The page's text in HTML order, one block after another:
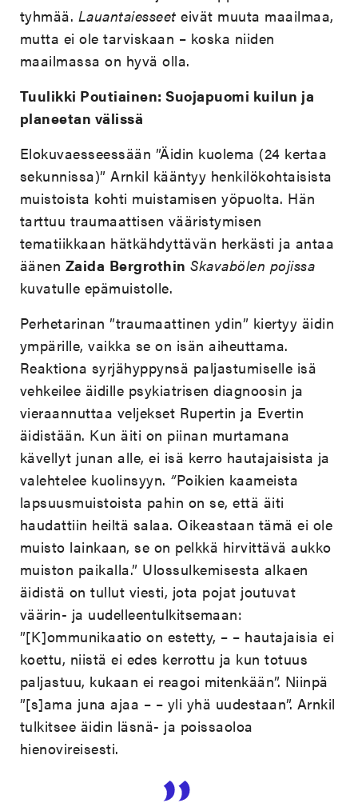
tyhmää. Lauantaiesseeteivät muuta maailmaa,
mutta ei ole tarviskaan – koska niiden
maailmassa on hyvä olla.
Tuulikki Poutiainen: Suojapuomi kuilun ja
planeetan välissä
Elokuvaesseessään ”Äidin kuolema (24 kertaa
sekunnissa)” Arnkil kääntyy henkilökohtaisista
muistoista kohti muistamisen yöpuolta. Hän
tarttuu traumaattisen vääristymisen
tematiikkaan hätkähdyttävän herkästi ja antaa
äänen Zaida Bergrothin Skavabölen pojissa
kuvatulle epämuistolle.
Perhetarinan ”traumaattinen ydin” kiertyy äidin
ympärille, vaikka se on isän aiheuttama.
Reaktiona syrjähyppynsä paljastumiselle isä
vehkeilee äidille psykiatrisen diagnoosin ja
vieraannuttaa veljekset Rupertin ja Evertin
äidistään. Kun äiti on piinan murtamana
kävellyt junan alle, ei isä kerro hautajaisista ja
valehtelee kuolinsyyn. ”Poikien kaameista
lapsuusmuistoista pahin on se, että äiti
haudattiin heiltä salaa. Oikeastaan tämä ei ole
muisto lainkaan, se on pelkkä hirvittävä aukko
muiston paikalla.” Ulossulkemisesta alkaen
äidistä on tullut viesti, jota pojat joutuvat
väärin- ja uudelleentulkitsemaan:
”[K]ommunikaatio on estetty, – – hautajaisia ei
koettu, niistä ei edes kerrottu ja kun totuus
paljastuu, kukaan ei reagoi mitenkään”. Niinpä
”[s]ama juna ajaa – – yli yhä uudestaan”. Arnkil
tulkitsee äidin läsnä- ja poissaoloa
hienovireisesti.